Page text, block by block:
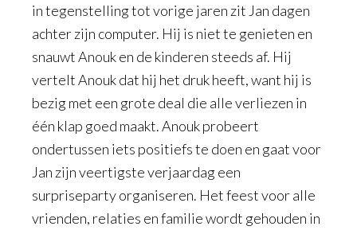
in tegenstelling tot vorige jaren zit Jan dagen
achter zijn computer. Hij is niet te genieten en
snauwt Anouk en de kinderen steeds af. Hij
vertelt Anouk dat hij het druk heeft, want hij is
bezig met een grote deal die alle verliezen in
één klap goed maakt. Anouk probeert
ondertussen iets positiefs te doen en gaat voor
Jan zijn veertigste verjaardag een
surpriseparty organiseren. Het feest voor alle
vrienden, relaties en familie wordt gehouden in